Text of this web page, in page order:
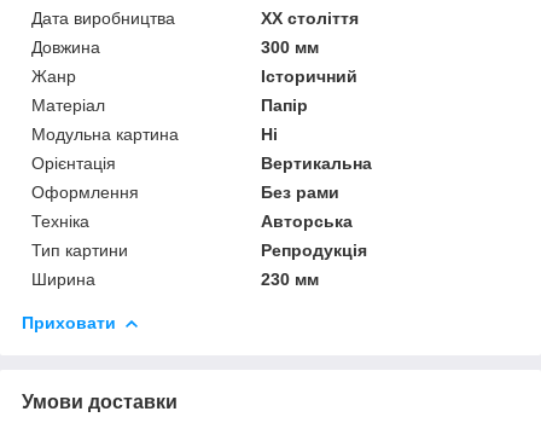
Дата виробництва
XX століття
Довжина
300 мм
Жанр
Історичний
Матеріал
Папір
Модульна картина
Ні
Орієнтація
Вертикальна
Оформлення
Без рами
Техніка
Авторська
Тип картини
Репродукція
Ширина
230 мм
Приховати
Умови доставки